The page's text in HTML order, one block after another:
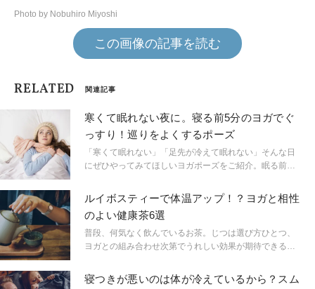
Photo by Nobuhiro Miyoshi
この画像の記事を読む
RELATED 関連記事
寒くて眠れない夜に。寝る前5分のヨガでぐ
っすり！巡りをよくするポーズ
「寒くて眠れない」「足先が冷えて眠れない」そんな日
にぜひやってみてほしいヨガポーズをご紹介。眠る前
チャーのサントーシマ香先生に教えていただきました。
ルイボスティーで体温アップ！？ヨガと相性
のよい健康茶6選
普段、何気なく飲んでいるお茶。じつは選び方ひとつ、
ヨガとの組み合わせ次第でうれしい効果が期待できるっ
する「発酵茶」をピックアップ。
寝つきが悪いのは体が冷えているから？スム